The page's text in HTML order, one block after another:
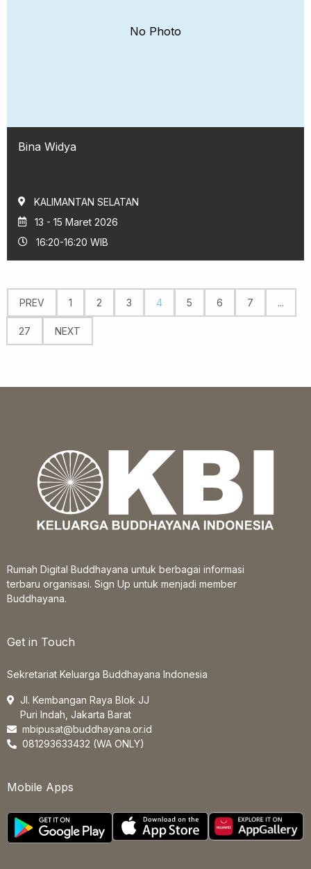
No Photo
Bina Widya
KALIMANTAN SELATAN
13 - 15 Maret 2026
16:20-16:20 WIB
PREV 1 2 3 4 5 6 7 ...
27 NEXT
Rumah Digital Buddhayana untuk berbagai informasi
terbaru organisasi. Sign Up untuk menjadi member
Buddhayana.
Get in Touch
Sekretariat Keluarga Buddhayana Indonesia
Jl. Kembangan Raya Blok JJ
Puri Indah, Jakarta Barat
mbipusat@buddhayana.or.id
081293633432 (WA ONLY)
Mobile Apps